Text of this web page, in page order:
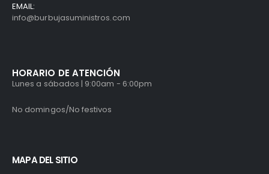
EMAIL:
info@burbujasuministros.com
HORARIO DE ATENCIÓN
Lunes a sábados | 9:00am - 6:00pm
No domingos/No festivos
MAPA DEL SITIO